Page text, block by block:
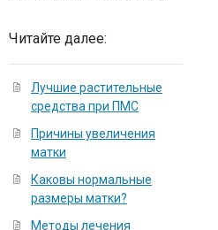
Читайте далее:
Лучшие растительные
средства при ПМС
Причины увеличения
матки
Каковы нормальные
размеры матки?
Методы лечения